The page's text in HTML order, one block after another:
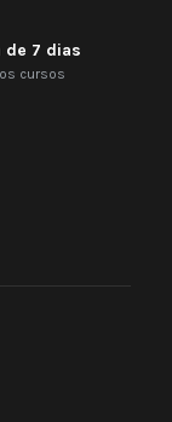
de 7 dias
cursos